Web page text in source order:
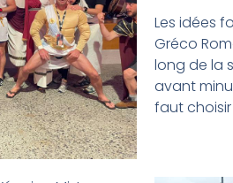
Les idées
Gréco
long de la
avant
faut